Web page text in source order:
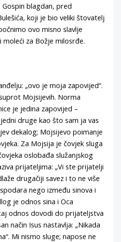
blagdan, pred
koji je bio veliki štovatelj
ovo misno slavlje
moleći za Božje milosrđe.
„ovo je moja zapovijed“.
Mojsijevih. Norma
je jedina zapovijed –
druge kao što sam ja vas
dekalog; Mojsijevo poimanje
Za Mojsija je čovjek sluga
oslobađa služanjskog
prijateljima: „Vi ste prijatelji
drugačiji savez i to ne više
nego između sinova i
je odnos sina i Oca
odnos dovodi do prijateljstva
način Isus nastavlja: „Nikada
Mi nismo sluge; napose ne